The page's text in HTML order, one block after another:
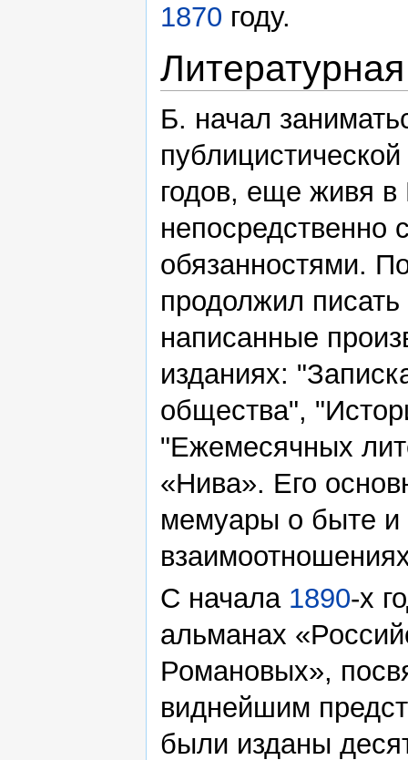
1870 году.
Б. начал
годов, еще живя
непосредственно
обязанностями.
продолжил писать
написанные
изданиях:
общества",
"Ежемесячных
«Нива». Его
мемуары о быте и
С начала 1890-х
альманах
Романовых»,
виднейшим
были изданы